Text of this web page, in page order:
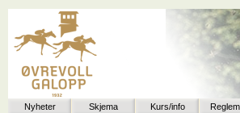
Nyheter Skjema Kurs/info